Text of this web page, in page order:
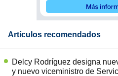
Artículos recomendados
Delcy Rodríguez designa
y nuevo viceministro de